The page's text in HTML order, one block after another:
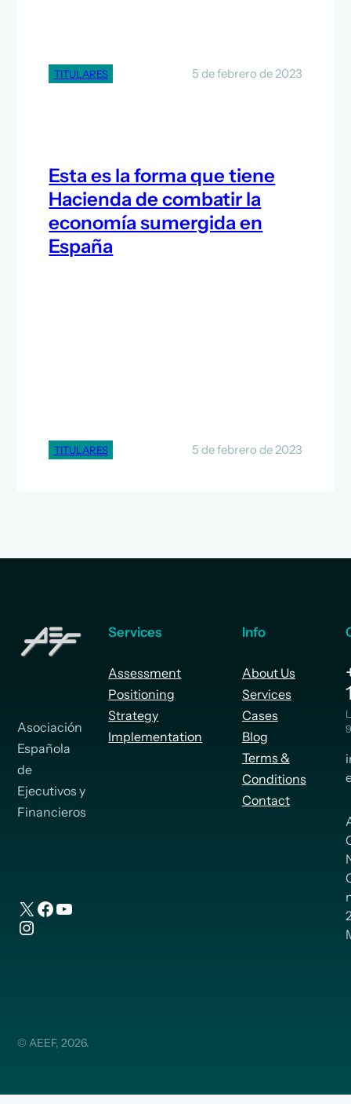
TITULARES 5 de febrero de 2023
Esta es la forma que tiene
Hacienda de combatir la
economía sumergida en
España
TITULARES 5 de febrero de 2023
Asociación
Española
de
Ejecutivos y
Financieros
X Facebook
YouTube
Instagram
Services
Assessment
Positioning
Strategy
Implementation
Info
About Us
Services
Cases
Blog
Terms &
Conditions
Contact
© AEEF, 2026.